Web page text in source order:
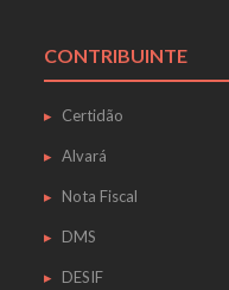
CONTRIBUINTE
Certidão
Alvará
Nota Fiscal
DMS
DESIF